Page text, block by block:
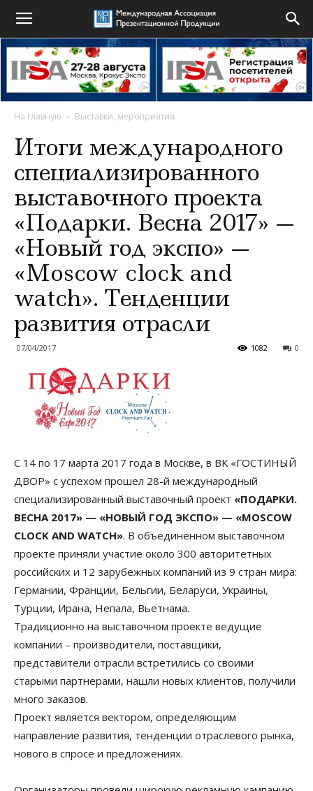
На главную Выставки, мероприятия
Итоги международного
специализированного
выставочного проекта
«Подарки. Весна 2017» —
«Новый год экспо» —
«Moscow clock and
watch». Тенденции
развития отрасли
07/04/2017 0
1082
С 14 по 17 марта 2017 года в Москве, в ВК «ГОСТИНЫЙ
ДВОР» с успехом прошел 28-й международный
специализированный выставочный проект «ПОДАРКИ.
ВЕСНА 2017» — «НОВЫЙ ГОД ЭКСПО» — «MOSCOW
CLOCK AND WATCH». В объединенном выставочном
проекте приняли участие около 300 авторитетных
российских и 12 зарубежных компаний из 9 стран мира:
Германии, Франции, Бельгии, Беларуси, Украины,
Турции, Ирана, Непала, Вьетнама.
Традиционно на выставочном проекте ведущие
компании – производители, поставщики,
представители отрасли встретились со своими
старыми партнерами, нашли новых клиентов, получили
много заказов.
Проект является вектором, определяющим
направление развития, тенденции отраслевого рынка,
нового в спросе и предложениях.